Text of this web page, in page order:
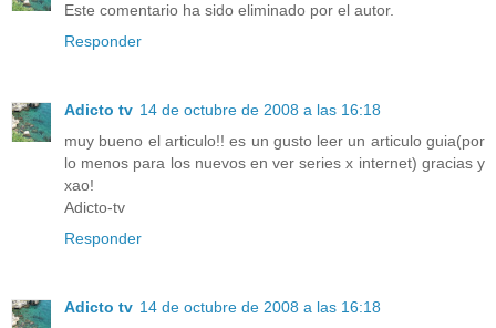
Este comentario ha sido eliminado por el autor.
Responder
Adicto tv 14 de octubre de 2008 a las 16:18
muy bueno el articulo!! es un gusto leer un articulo guia(por
lo menos para los nuevos en ver series x internet) gracias y
xao!
Adicto-tv
Responder
Adicto tv 14 de octubre de 2008 a las 16:18